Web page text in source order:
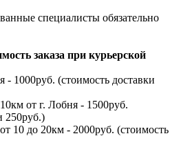
специалисты обязательно
заказа при курьерской
- 1000руб. (стоимость доставки
от г. Лобня - 1500руб.
250руб.)
10 до 20км - 2000руб. (стоимость